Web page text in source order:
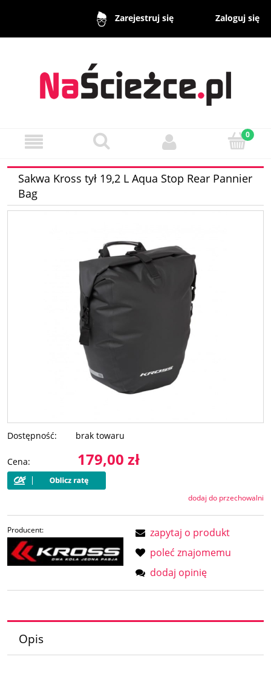
Zarejestruj się Zaloguj się
Sakwa Kross tył 19,2 L Aqua Stop Rear Pannier
Bag
Dostępność: brak towaru
Cena: 179,00 zł
dodaj do przechowalni
Producent:
zapytaj o produkt
poleć znajomemu
dodaj opinię
Opis